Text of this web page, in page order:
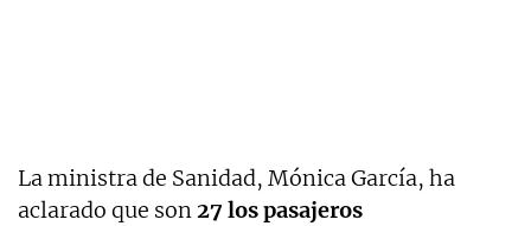
La ministra de Sanidad, Mónica García, ha
aclarado que son27 los pasajeros